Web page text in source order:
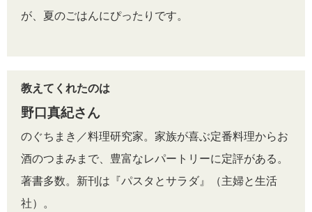
が、夏のごはんにぴったりです。
教えてくれたのは
野口真紀さん
のぐちまき／料理研究家。家族が喜ぶ定番料理からお
酒のつまみまで、豊富なレパートリーに定評がある。
著書多数。新刊は『パスタとサラダ』（主婦と生活
社）。